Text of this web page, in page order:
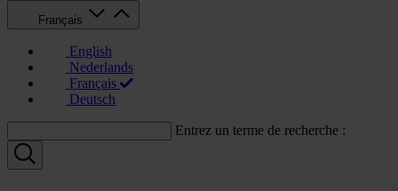
Français
English
Nederlands
Français
Deutsch
Entrez un terme de recherche :